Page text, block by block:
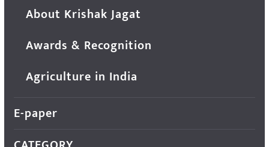
About Krishak Jagat
Awards & Recognition
Agriculture in India
E-paper